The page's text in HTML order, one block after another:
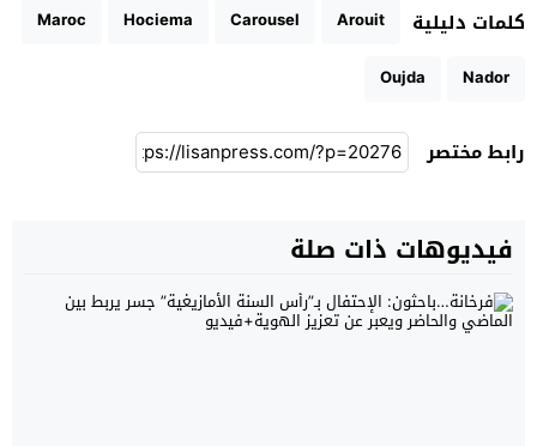
كلمات دليلية Arouit
Carousel
Hociema
Maroc
Nador
Oujda
رابط مختصر
فيديوهات ذات صلة